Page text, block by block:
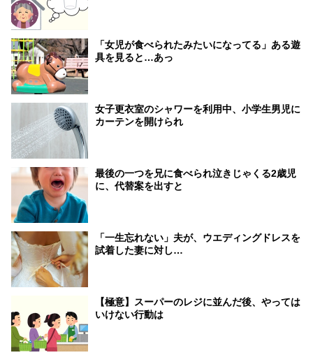
「女児が食べられたみたいになってる」ある遊
具を見ると…あっ
女子更衣室のシャワーを利用中、小学生男児に
カーテンを開けられ
最後の一つを兄に食べられ泣きじゃくる2歳児
に、代替案を出すと
「一生忘れない」夫が、ウエディングドレスを
試着した妻に対し…
【極意】スーパーのレジに並んだ後、やっては
いけない行動は